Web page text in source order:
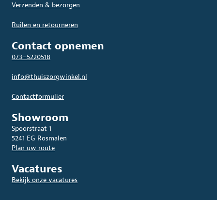
Verzenden & bezorgen
Ruilen en retourneren
Contact opnemen
073–5220518
info@thuiszorgwinkel.nl
Contactformulier
Showroom
Spoorstraat 1
5241 EG Rosmalen
Plan uw route
Vacatures
Bekijk onze vacatures